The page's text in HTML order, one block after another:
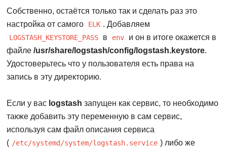
Собственно, остаётся только так и cделать раз это
настройка от самого
ELK . Добавляем
LOGSTASH_KEYSTORE_PASS в env
и он в итоге окажется в
файле/usr/share/logstash/config/logstash.keystore.
Удостоверьтесь что у пользователя есть права на
запись в эту директорию.
Если у вас logstash запущен как сервис, то необходимо
также добавить эту переменную в сам сервис,
используя сам файл описания сервиса
( /etc/systemd/system/logstash.service ) либо же